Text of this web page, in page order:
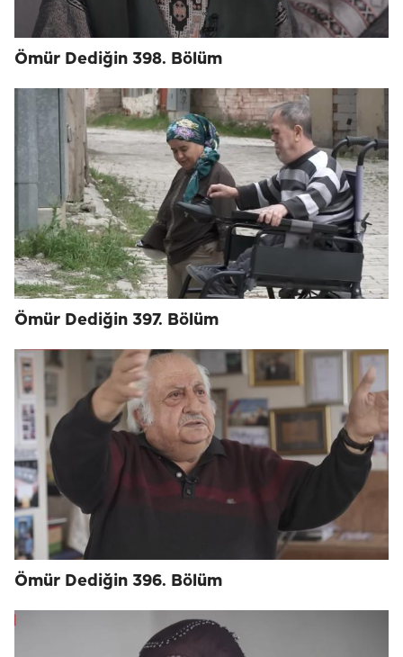
Ömür Dediğin 398. Bölüm
Ömür Dediğin 397. Bölüm
Ömür Dediğin 396. Bölüm